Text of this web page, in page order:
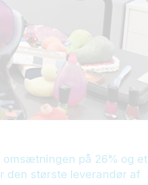
på 26% og et
den største leverandør af